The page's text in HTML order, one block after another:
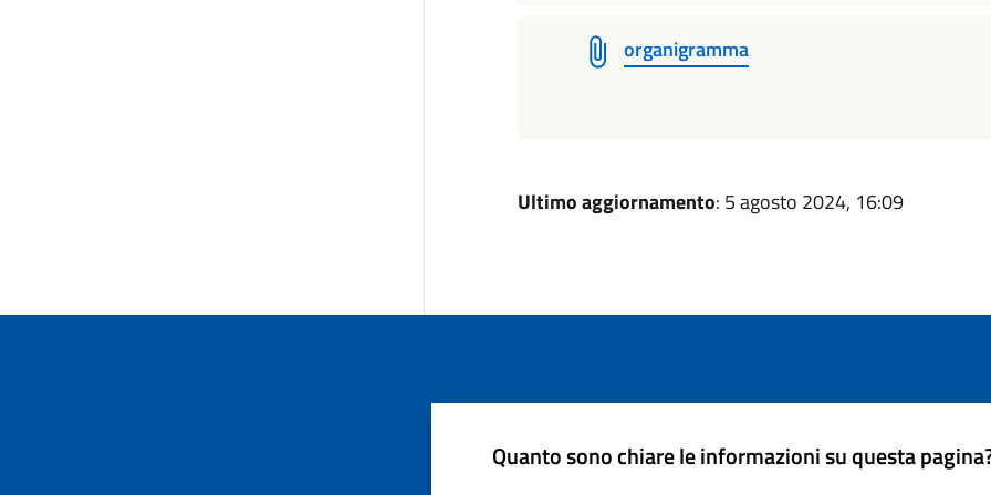
organigramma
Ultimo aggiornamento: 5 agosto 2024, 16:09
Quanto sono chiare le informazioni su questa